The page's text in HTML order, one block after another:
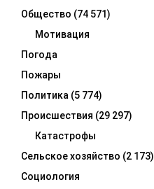
Общество (74 571)
Мотивация
Погода
Пожары
Политика (5 774)
Происшествия (29 297)
Катастрофы
Сельское хозяйство (2 173)
Социология